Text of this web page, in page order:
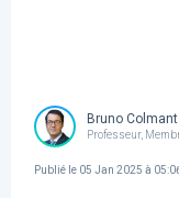
Bruno Colmant
Professeur,
Publié le 05 Jan 2025 à